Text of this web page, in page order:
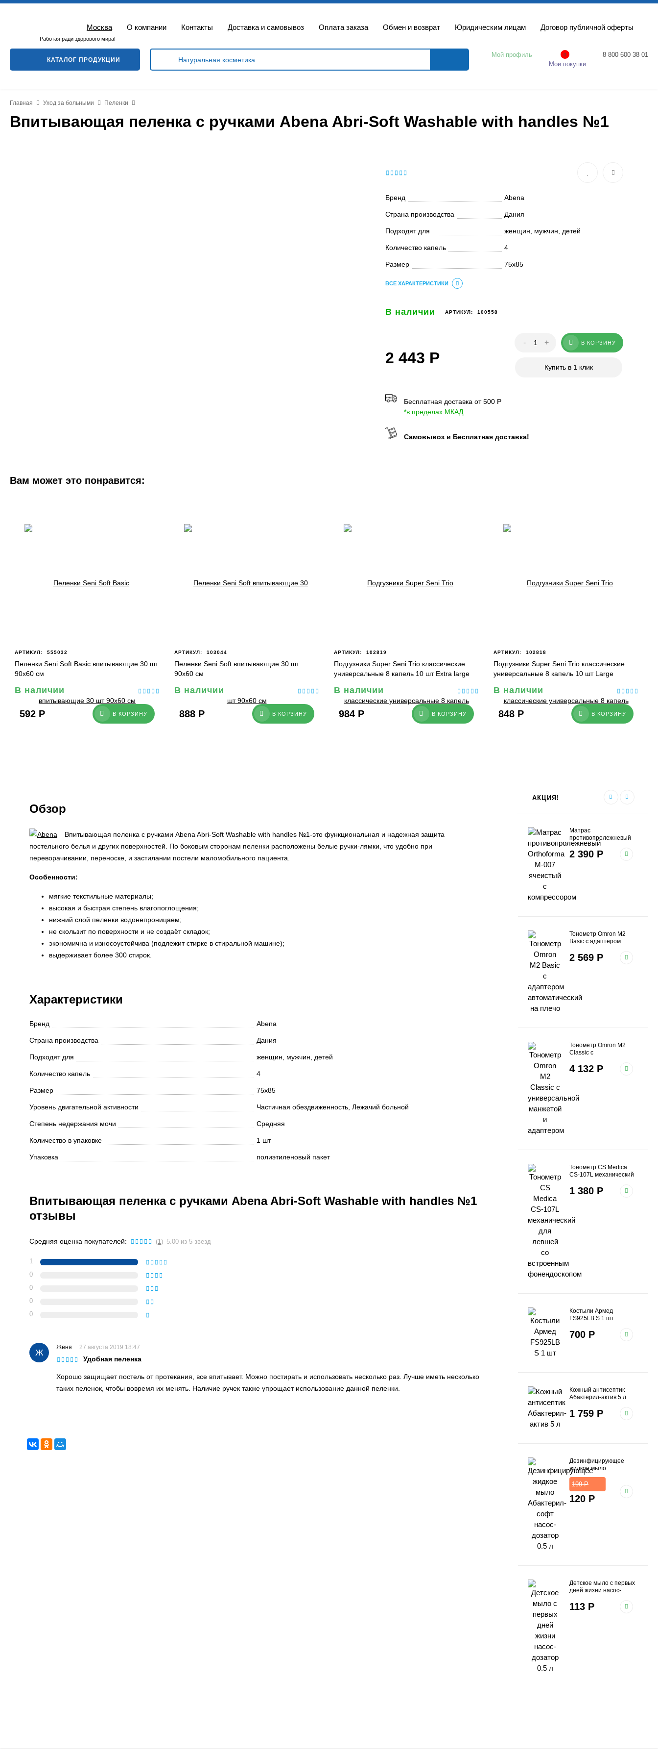
Работая ради здорового мира!
Москва О компании Контакты Доставка и самовывоз Оплата заказа Обмен и возврат Юридическим лицам Договор публичной оферты
КАТАЛОГ ПРОДУКЦИИ
Мой профиль 0
Мои покупки
8 800 600 38 01
Главная Уход за больными Пеленки
Впитывающая пеленка с ручками Abena Abri-Soft Washable with handles №1
Бренд Abena
Страна производства Дания
Подходят для женщин, мужчин, детей
Количество капель 4
Размер 75х85
ВСЕ ХАРАКТЕРИСТИКИ
В наличии АРТИКУЛ: 100558
2 443 Р
- + В КОРЗИНУ
Купить в 1 клик
Бесплатная доставка от 500 Р
*в пределах МКАД.
Самовывоз и Бесплатная доставка!
Вам может это понравится:
АРТИКУЛ: 555032
Пеленки Seni Soft Basic впитывающие 30 шт
90х60 см
В наличии
592 Р В КОРЗИНУ
АРТИКУЛ: 103044
Пеленки Seni Soft впитывающие 30 шт
90х60 см
В наличии
888 Р В КОРЗИНУ
АРТИКУЛ: 102819
Подгузники Super Seni Trio классические
универсальные 8 капель 10 шт Extra large
В наличии
984 Р В КОРЗИНУ
АРТИКУЛ: 102818
Подгузники Super Seni Trio классические
универсальные 8 капель 10 шт Large
В наличии
848 Р В КОРЗИНУ
Обзор
Впитывающая пеленка с ручками Abena Abri-Soft Washable with handles №1-это функциональная и надежная защита
постельного белья и других поверхностей. По боковым сторонам пеленки расположены белые ручки-лямки, что удобно при
переворачивании, переноске, и застилании постели маломобильного пациента.
Особенности:
мягкие текстильные материалы;
высокая и быстрая степень влагопоглощения;
нижний слой пеленки водонепроницаем;
не скользит по поверхности и не создаёт складок;
экономична и износоустойчива (подлежит стирке в стиральной машине);
выдерживает более 300 стирок.
Характеристики
Бренд Abena
Страна производства Дания
Подходят для женщин, мужчин, детей
Количество капель 4
Размер 75х85
Уровень двигательной активности Частичная обездвиженность, Лежачий больной
Степень недержания мочи Средняя
Количество в упаковке 1 шт
Упаковка полиэтиленовый пакет
Впитывающая пеленка с ручками Abena Abri-Soft Washable with handles №1
отзывы
Средняя оценка покупателей: (1) 5.00 из 5 звезд
1
0
0
0
0
Ж
Женя 27 августа 2019 18:47
Удобная пеленка
Хорошо защищает постель от протекания, все впитывает. Можно постирать и использовать несколько раз. Лучше иметь несколько
таких пеленок, чтобы вовремя их менять. Наличие ручек также упрощает использование данной пеленки.
АКЦИЯ!
Матрас
противопролежневый
Orthoforma M-007
ячеистый с
2 390 Р
Тонометр Omron M2
Basic с адаптером
плечо
2 569 Р
Тонометр Omron M2
Classic с
манжетой и адаптером
4 132 Р
Тонометр CS Меdica
CS-107L механический
встроенным
1 380 Р
Костыли Армед
FS925LB S 1 шт
700 Р
Кожный антисептик
Абактерил-актив 5 л
1 759 Р
Дезинфицирующее
жидкое мыло
Абактерил-софт насос-
дозатор 0.5 л
199Р
120 Р
Детское мыло с первых
дней жизни насос-
113 Р